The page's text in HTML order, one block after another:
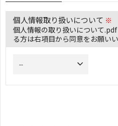
個人情報取り扱いについて ※
個人情報の取り扱いについて
る方は右項目から同意をお願いい